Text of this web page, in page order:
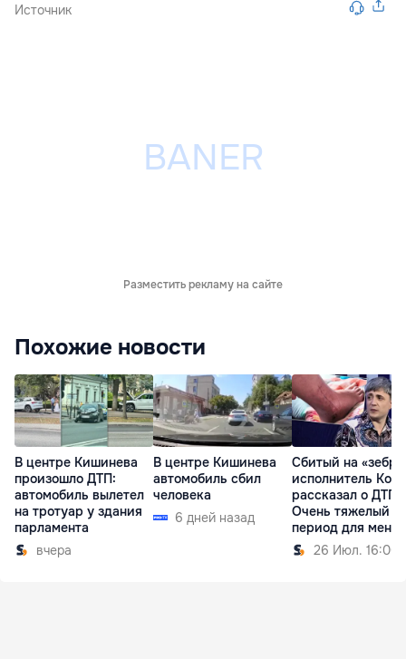
Источник
Разместить рекламу на сайте
Похожие новости
В центре Кишинева
произошло ДТП:
автомобиль вылетел
на тротуар у здания
парламента
вчера
В центре Кишинева
автомобиль сбил
человека
6 дней назад
Сбитый на
исполнитель
рассказал о ДТП:
Очень тяжелый
период для меня
26 Июл. 16:00